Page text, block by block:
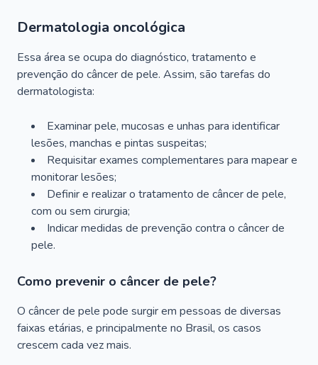
Dermatologia oncológica
Essa área se ocupa do diagnóstico, tratamento e
prevenção do câncer de pele. Assim, são tarefas do
dermatologista:
Examinar pele, mucosas e unhas para identificar
lesões, manchas e pintas suspeitas;
Requisitar exames complementares para mapear e
monitorar lesões;
Definir e realizar o tratamento de câncer de pele,
com ou sem cirurgia;
Indicar medidas de prevenção contra o câncer de
pele.
Como prevenir o câncer de pele?
O câncer de pele pode surgir em pessoas de diversas
faixas etárias, e principalmente no Brasil, os casos
crescem cada vez mais.